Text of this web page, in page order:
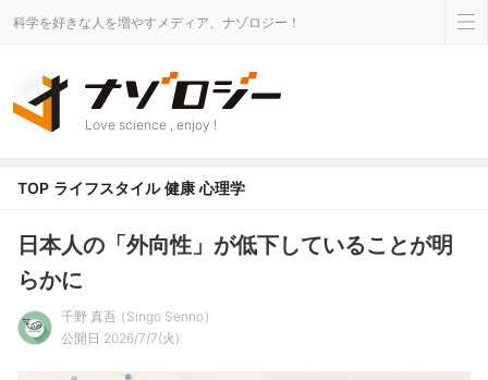
科学を好きな人を増やすメディア、ナゾロジー！
Love science , enjoy !
TOP ライフスタイル 健康 心理学
日本人の「外向性」が低下していることが明
らかに
千野 真吾
Singo Senno
公開日 2026/7/7(火)